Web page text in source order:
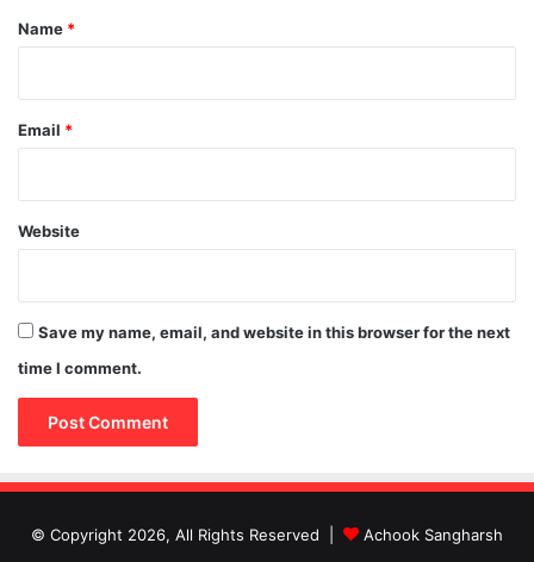
*
Name *
Email *
Website
Save my name, email, and website in this browser for the next
time I comment.
© Copyright 2026, All Rights Reserved | Achook Sangharsh